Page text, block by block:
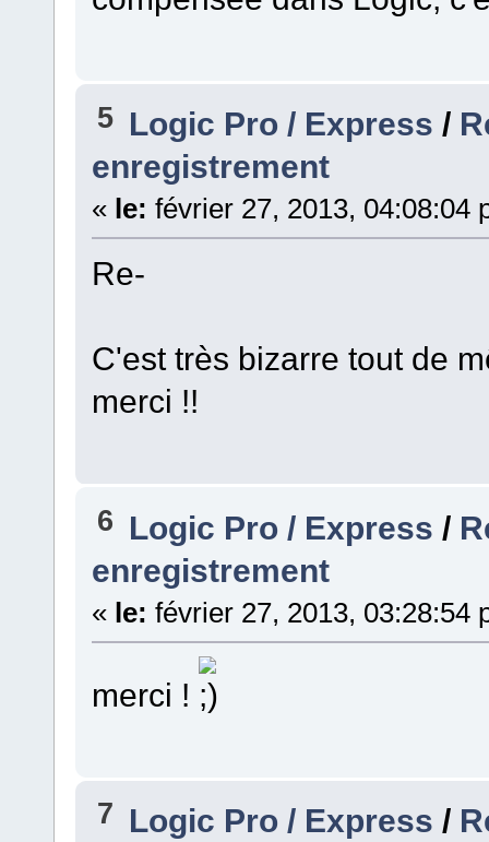
5 Logic Pro / Express /
enregistrement
« le: février 27, 2013, 04:08:04
Re-
C'est très bizarre tout de
merci !!
6 Logic Pro / Express /
enregistrement
« le: février 27, 2013, 03:28:54
merci !
7 Logic Pro / Express /